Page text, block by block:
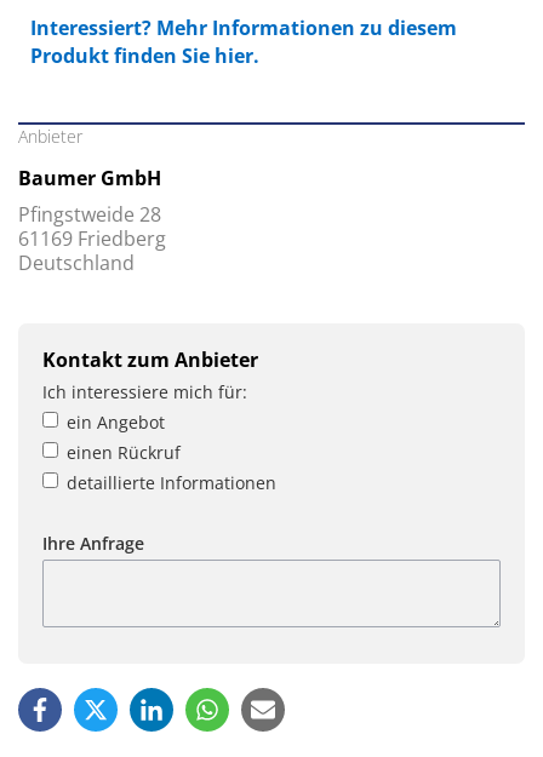
Interessiert? Mehr Informationen zu diesem
Produkt finden Sie hier.
Anbieter
Baumer GmbH
Pfingstweide 28
61169 Friedberg
Deutschland
Kontakt zum Anbieter
Ich interessiere mich für:
ein Angebot
einen Rückruf
detaillierte Informationen
Ihre Anfrage